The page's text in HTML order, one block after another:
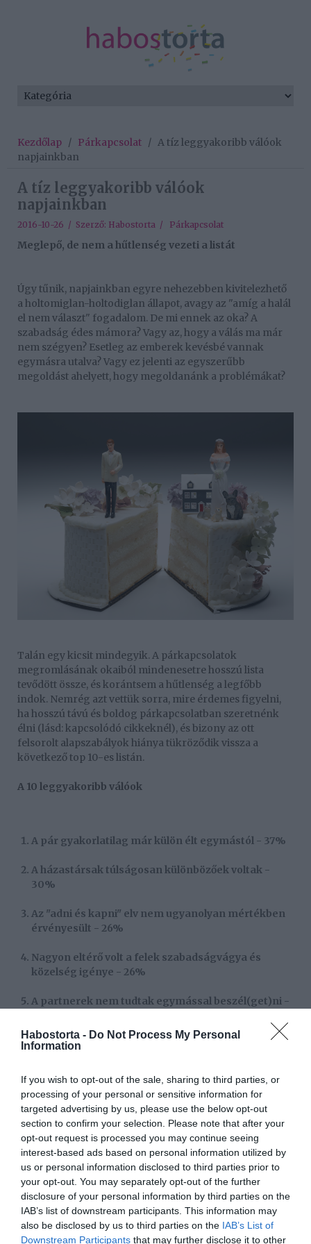
Habostorta - Do Not Process My Personal
Information
If you wish to opt-out of the sale, sharing to third parties, or
processing of your personal or sensitive information for
targeted advertising by us, please use the below opt-out
section to confirm your selection. Please note that after your
opt-out request is processed you may continue seeing
interest-based ads based on personal information utilized by
us or personal information disclosed to third parties prior to
your opt-out. You may separately opt-out of the further
disclosure of your personal information by third parties on the
IAB’s list of downstream participants. This information may
also be disclosed by us to third parties on the IAB’s List of
Downstream Participants that may further disclose it to other
Kezdőlap / Párkapcsolat / A tíz leggyakoribb válóok
napjainkban
A tíz leggyakoribb válóok
napjainkban
2016-10-26 / Szerző: Habostorta / Párkapcsolat
Meglepő, de nem a hűtlenség vezeti a listát
Úgy tűnik, napjainkban egyre nehezebben kivitelezhető
a holtomiglan-holtodiglan állapot, avagy az "amíg a halál
el nem választ" fogadalom. De mi ennek az oka? A
szabadság édes mámora? Vagy az, hogy a válás ma már
nem szégyen? Esetleg az emberek kevésbé vannak
egymásra utalva? Vagy ez jelenti az egyszerűbb
megoldást ahelyett, hogy megoldanánk a problémákat?
Talán egy kicsit mindegyik. A párkapcsolatok
megromlásának okaiból mindenesetre hosszú lista
tevődött össze, és korántsem a hűtlenség a legfőbb
indok. Nemrég azt vettük sorra, mire érdemes figyelni,
ha hosszú távú és boldog párkapcsolatban szeretnénk
élni (lásd: kapcsolódó cikkeknél), és bizony az ott
felsorolt alapszabályok hiánya tükröződik vissza a
következő top 10-es listán.
A 10 leggyakoribb válóok
A pár gyakorlatilag már külön élt egymástól - 37%
A házastársak túlságosan különbözőek voltak -
30%
Az "adni és kapni" elv nem ugyanolyan mértékben
érvényesült - 26%
Nagyon eltérő volt a felek szabadságvágya és
közelség igénye - 26%
A partnerek nem tudtak egymással beszél(get)ni -
Valamelyik fél megcsalta házastársát - 21%
A szexuális élet megromlott - 19%
Nem voltak már közös célok - 17%
Hiányzott a kölcsönös támogatás - 16%
A házastársak egyike valaki másba szeretett bele -
15%
A legtöbb házasság manapság tehát azért bomlik fel,